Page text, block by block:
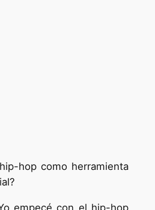
hop como herramienta
empecé con el hip-hop